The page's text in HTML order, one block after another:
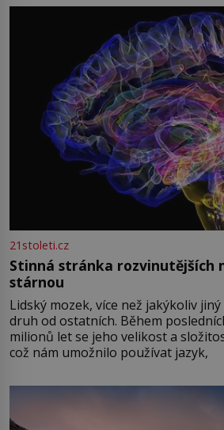
přízračná scéna znamená? Je jaro
světová válka se chýlí ke konci.
21stoleti.cz
Stinná stránka rozvinutějších
stárnou
Lidský mozek, více než jakýkoliv
druh od ostatních. Během
milionů let se jeho velikost a
což nám umožnilo používat jazyk,